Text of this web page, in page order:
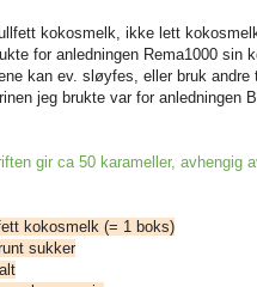
kokosmelk, ikke lett
for anledningen Rema1000 sin
kan ev. sløyfes, eller bruk
jeg brukte var for anledningen
gir ca 50 karameller, avhengig
kokosmelk (= 1 boks)
sukker